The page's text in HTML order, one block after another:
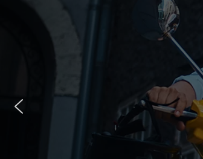
Lüleburgaz
SRC
Belgesi
Lüleburgaz
bölgesinde